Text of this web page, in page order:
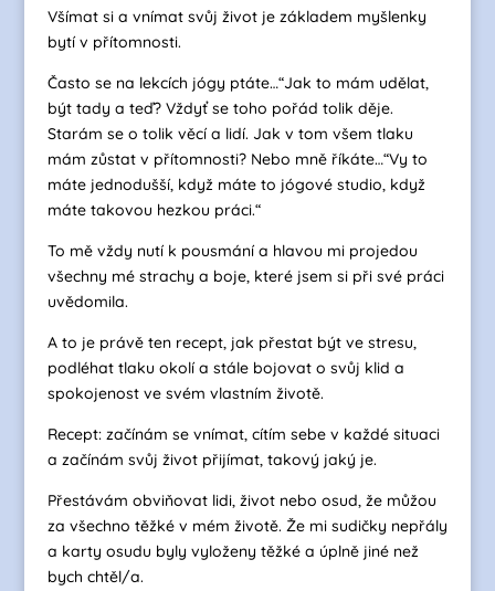
Všímat si a vnímat svůj život je základem myšlenky
bytí v přítomnosti.
Často se na lekcích jógy ptáte…“Jak to mám udělat,
být tady a teď? Vždyť se toho pořád tolik děje.
Starám se o tolik věcí a lidí. Jak v tom všem tlaku
mám zůstat v přítomnosti? Nebo mně říkáte…“Vy to
máte jednodušší, když máte to jógové studio, když
máte takovou hezkou práci.“
To mě vždy nutí k pousmání a hlavou mi projedou
všechny mé strachy a boje, které jsem si při své práci
uvědomila.
A to je právě ten recept, jak přestat být ve stresu,
podléhat tlaku okolí a stále bojovat o svůj klid a
spokojenost ve svém vlastním životě.
Recept: začínám se vnímat, cítím sebe v každé situaci
a začínám svůj život přijímat, takový jaký je.
Přestávám obviňovat lidi, život nebo osud, že můžou
za všechno těžké v mém životě. Že mi sudičky nepřály
a karty osudu byly vyloženy těžké a úplně jiné než
bych chtěl/a.